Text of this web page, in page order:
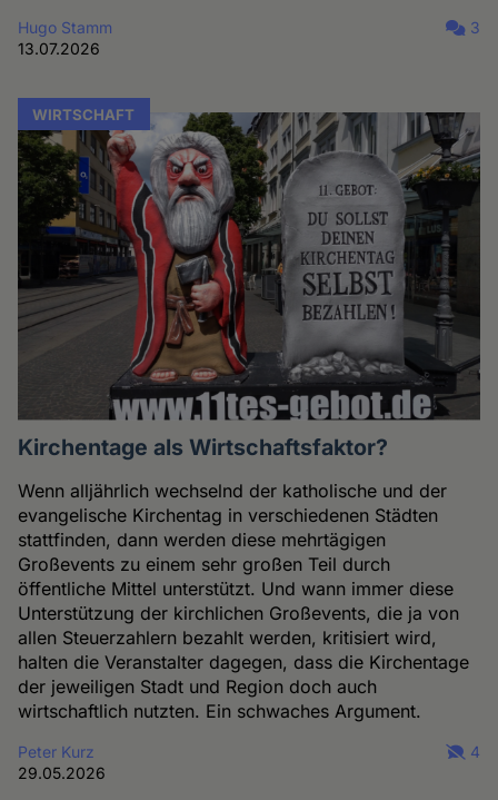
Hugo Stamm
13.07.2026
3
WIRTSCHAFT
Kirchentage als Wirtschaftsfaktor?
Wenn alljährlich wechselnd der katholische und der
evangelische Kirchentag in verschiedenen Städten
stattfinden, dann werden diese mehrtägigen
Großevents zu einem sehr großen Teil durch
öffentliche Mittel unterstützt. Und wann immer diese
Unterstützung der kirchlichen Großevents, die ja von
allen Steuerzahlern bezahlt werden, kritisiert wird,
halten die Veranstalter dagegen, dass die Kirchentage
der jeweiligen Stadt und Region doch auch
wirtschaftlich nutzten. Ein schwaches Argument.
Peter Kurz
29.05.2026
4